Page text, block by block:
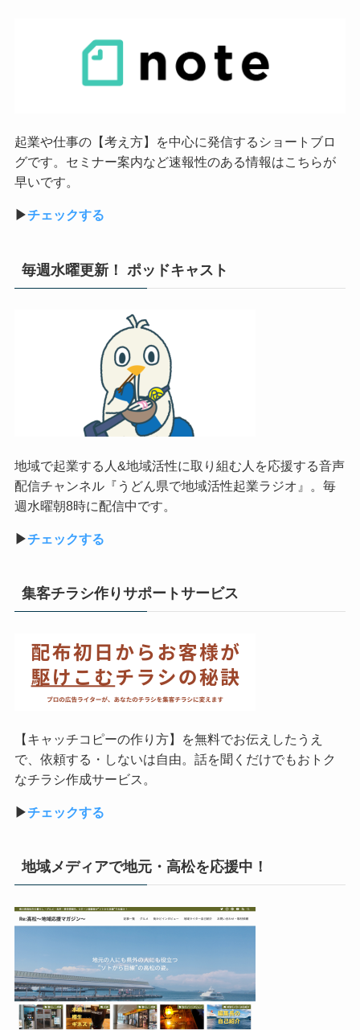
起業や仕事の【考え方】を中心に発信するショートブロ
グです。セミナー案内など速報性のある情報はこちらが
早いです。
▶︎チェックする
毎週水曜更新！ ポッドキャスト
地域で起業する人&地域活性に取り組む人を応援する音声
配信チャンネル『うどん県で地域活性起業ラジオ』。毎
週水曜朝8時に配信中です。
▶︎チェックする
集客チラシ作りサポートサービス
【キャッチコピーの作り方】を無料でお伝えしたうえ
で、依頼する・しないは自由。話を聞くだけでもおトク
なチラシ作成サービス。
▶︎チェックする
地域メディアで地元・高松を応援中！